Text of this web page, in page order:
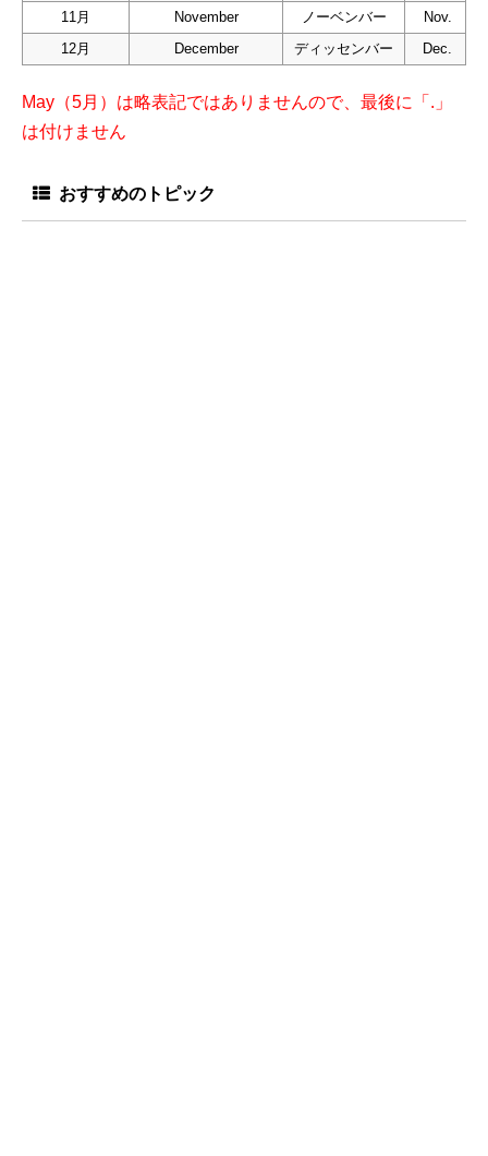
11月
November ノーベンバー
Nov.
12月
December ディッセンバー Dec.
May（5月）は略表記ではありませんので、最後に「.」
は付けません
おすすめのトピック